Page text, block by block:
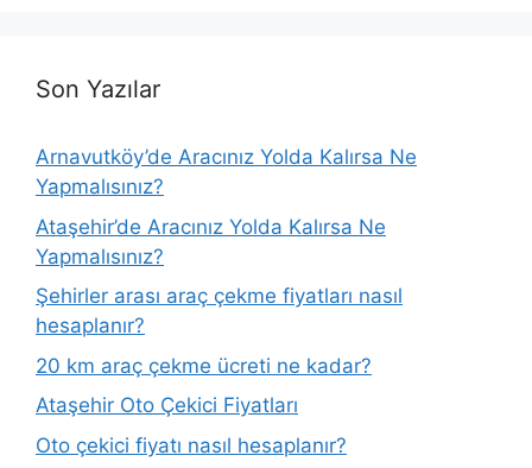
Son Yazılar
Arnavutköy’de Aracınız Yolda Kalırsa Ne
Yapmalısınız?
Ataşehir’de Aracınız Yolda Kalırsa Ne
Yapmalısınız?
Şehirler arası araç çekme fiyatları nasıl
hesaplanır?
20 km araç çekme ücreti ne kadar?
Ataşehir Oto Çekici Fiyatları
Oto çekici fiyatı nasıl hesaplanır?